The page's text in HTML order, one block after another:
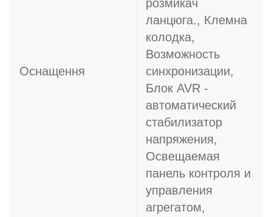
Оснащення
розмикач
ланцюга., Клемна
колодка,
Возможность
синхронизации,
Блок AVR -
автоматический
стабилизатор
напряжения,
Освещаемая
панель контроля и
управления
агрегатом,